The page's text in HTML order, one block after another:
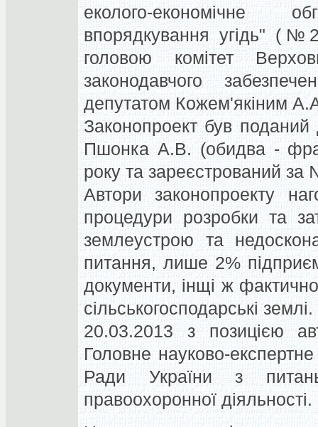
еколого-економічне
впорядкування угідь"
головою комітет
законодавчого
депутатом Кожем'якіним
Законопроект був
Пшонка А.В. (обидва -
року та зареєстрований
Автори законопроекту
процедури розробки та
землеустрою та
питання, лише 2%
документи, інщі ж
сільськогосподарські землі.
20.03.2013 з позицією
Головне науково-
Ради України з питань
правоохоронної діяльності.